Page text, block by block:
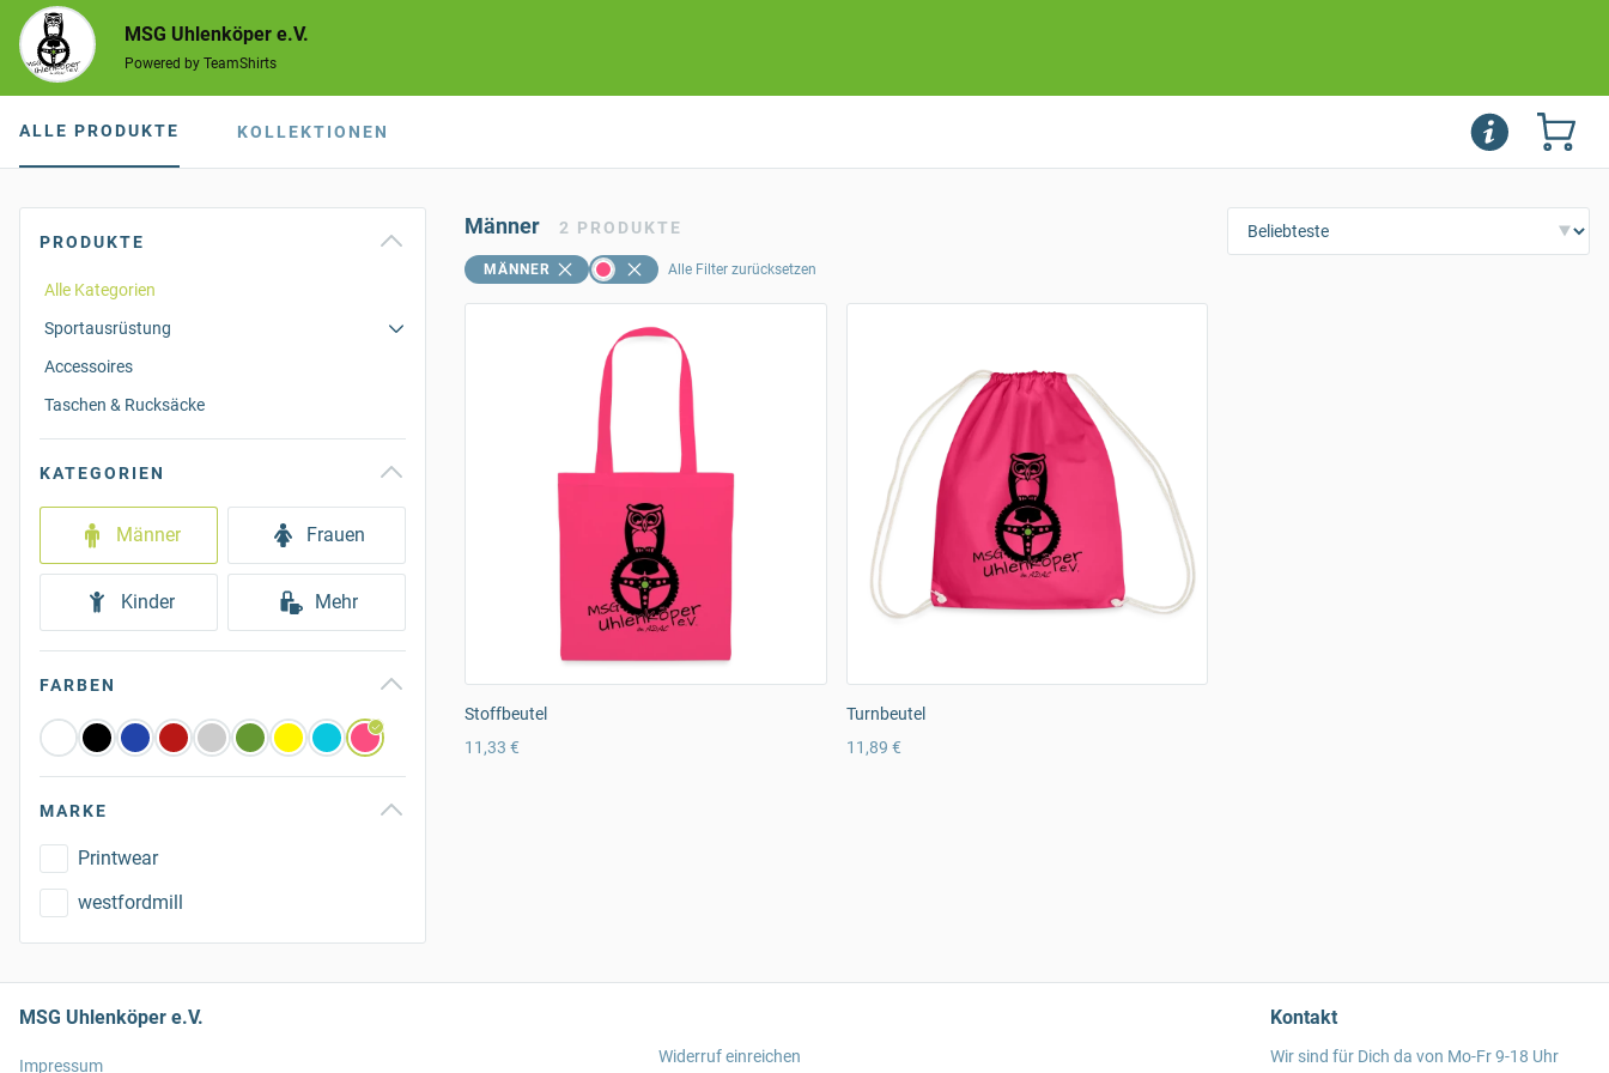
MSG Uhlenköper e.V.
Powered by TeamShirts
ALLE PRODUKTE KOLLEKTIONEN
PRODUKTE
Alle Kategorien
Sportausrüstung
Accessoires
Taschen & Rucksäcke
KATEGORIEN
Männer Frauen
Kinder Mehr
FARBEN
MARKE
Printwear
westfordmill
Männer 2 PRODUKTE
MÄNNER Alle Filter zurücksetzen
Stoffbeutel
11,33 €
Turnbeutel
11,89 €
MSG Uhlenköper e.V.
Impressum Widerruf einreichen
Kontakt
Wir sind für Dich da von Mo-Fr 9-18 Uhr